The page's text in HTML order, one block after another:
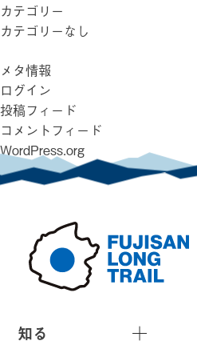
カテゴリー
カテゴリーなし
メタ情報
ログイン
投稿フィード
コメントフィード
WordPress.org
知る